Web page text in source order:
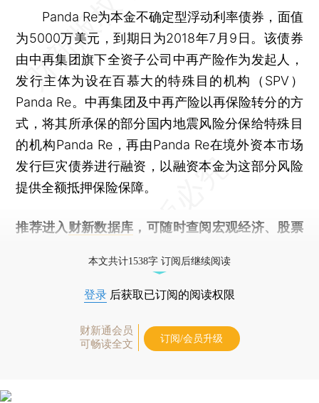
Panda Re为本金不确定型浮动利率债券，面值
为5000万美元，到期日为2018年7月9日。该债券
由中再集团旗下全资子公司中再产险作为发起人，
发行主体为设在百慕大的特殊目的机构（SPV）
Panda Re。中再集团及中再产险以再保险转分的方
式，将其所承保的部分国内地震风险分保给特殊目
的机构Panda Re，再由Panda Re在境外资本市场
发行巨灾债券进行融资，以融资本金为这部分风险
提供全额抵押保险保障。
推荐进入 财新数据库 ，可随时查阅宏观经济、股票
本文共计1538字 订阅后继续阅读
登录 后获取已订阅的阅读权限
财新通会员
可畅读全文
订阅/会员升级